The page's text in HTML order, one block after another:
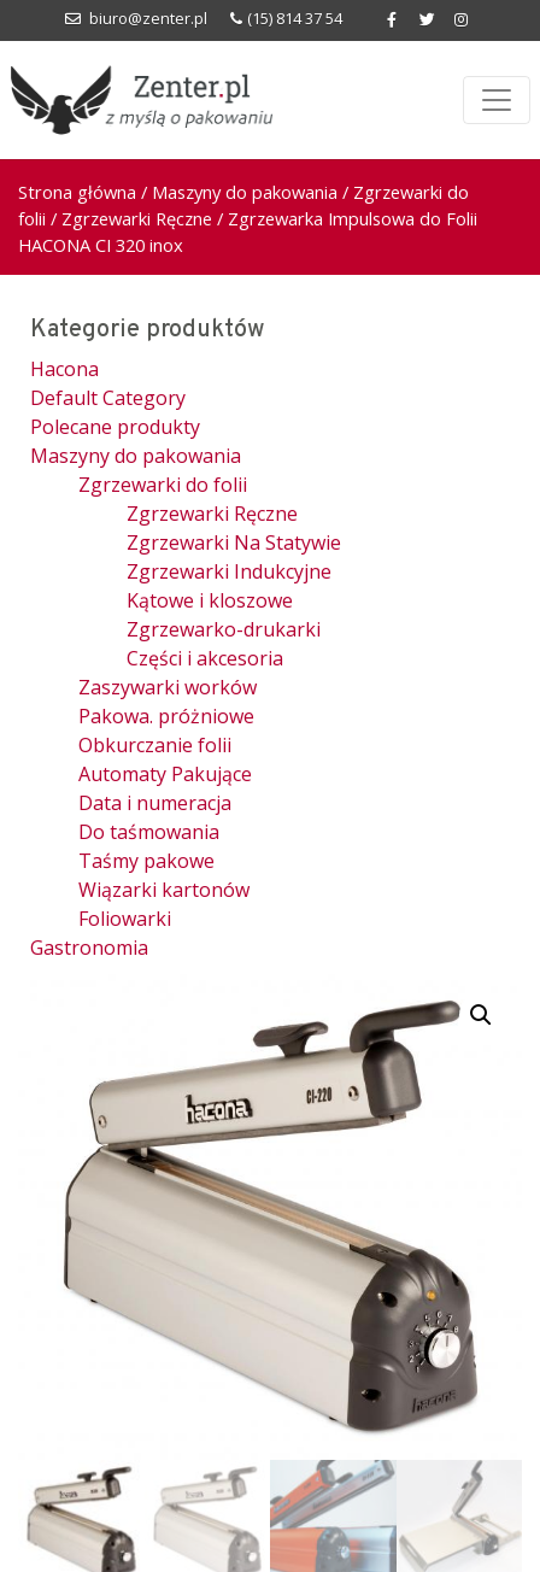
biuro@zenter.pl (15) 814 37 54
Strona główna / Maszyny do pakowania / Zgrzewarki do
folii / Zgrzewarki Ręczne / Zgrzewarka Impulsowa do Folii
HACONA CI 320 inox
Kategorie produktów
Hacona
Default Category
Polecane produkty
Maszyny do pakowania
Zgrzewarki do folii
Zgrzewarki Ręczne
Zgrzewarki Na Statywie
Zgrzewarki Indukcyjne
Kątowe i kloszowe
Zgrzewarko-drukarki
Części i akcesoria
Zaszywarki worków
Pakowa. próżniowe
Obkurczanie folii
Automaty Pakujące
Data i numeracja
Do taśmowania
Taśmy pakowe
Wiązarki kartonów
Foliowarki
Gastronomia